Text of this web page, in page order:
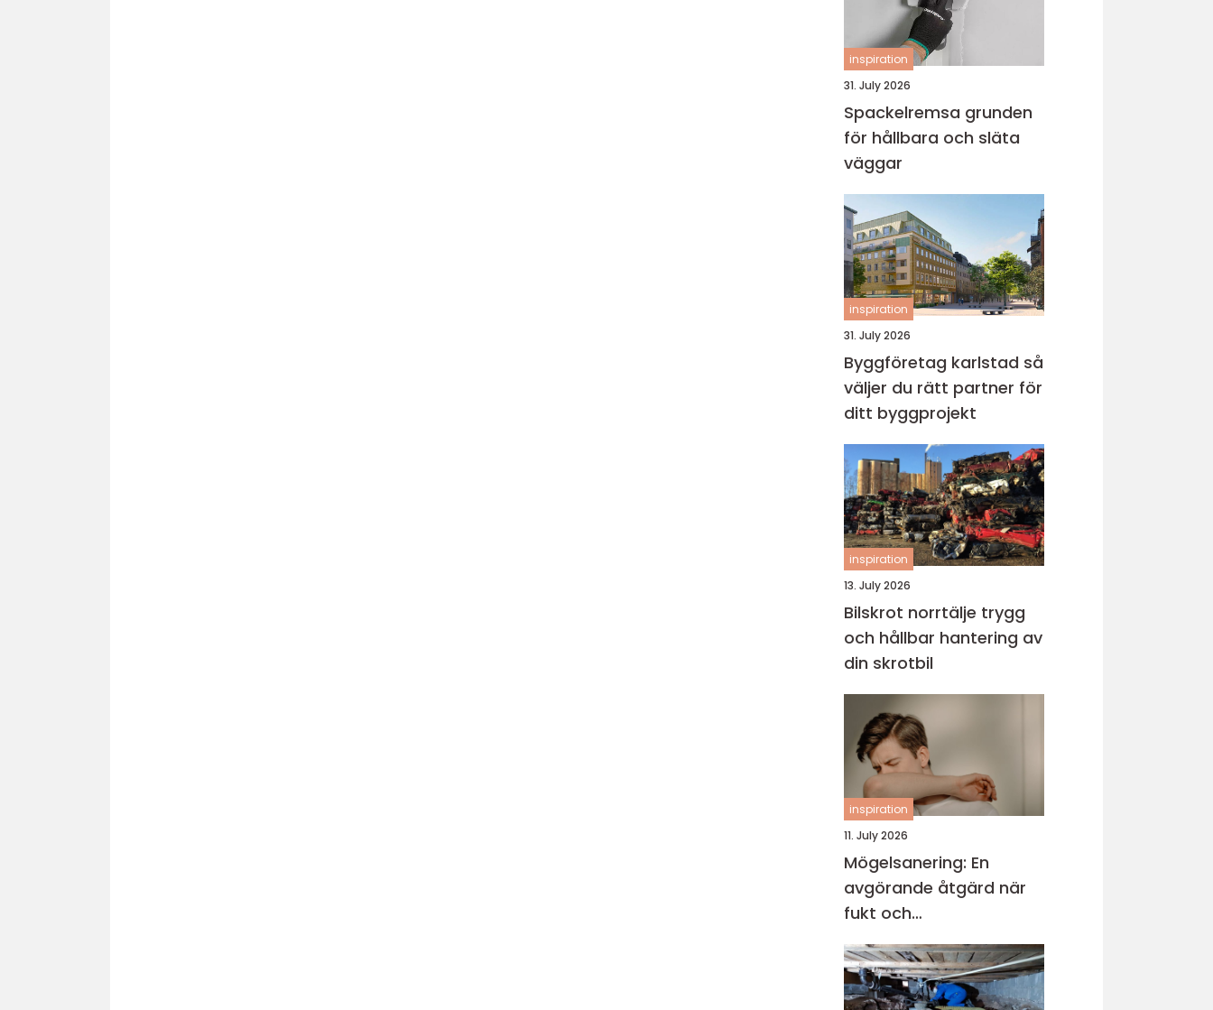
inspiration
31. July 2026
Spackelremsa grunden
för hållbara och släta
väggar
inspiration
31. July 2026
Byggföretag karlstad så
väljer du rätt partner för
ditt byggprojekt
inspiration
13. July 2026
Bilskrot norrtälje trygg
och hållbar hantering av
din skrotbil
inspiration
11. July 2026
Mögelsanering: En
avgörande åtgärd när
fukt och
mikroorganismer har
fått fäste i en byggnad